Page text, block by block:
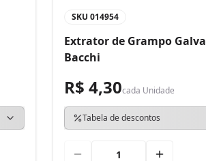
SKU 014954
Extrator de Grampo
Bacchi
R$ 4,30cada Unidade
Tabela de descontos